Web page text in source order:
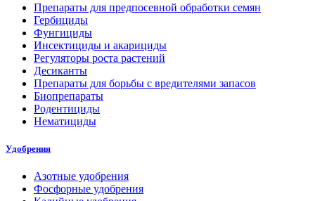
Препараты для предпосевной обработки семян
Гербициды
Фунгициды
Инсектициды и акарициды
Регуляторы роста растений
Десиканты
Препараты для борьбы с вредителями запасов
Биопрепараты
Родентициды
Нематициды
Удобрения
Азотные удобрения
Фосфорные удобрения